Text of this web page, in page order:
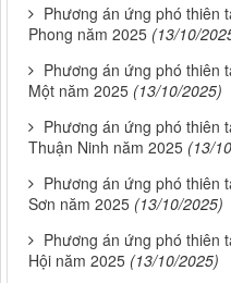
Phương án ứng phó thiên
Phong năm 2025 (13/10/
Phương án ứng phó thiên
Một năm 2025 (13/10/2025)
Phương án ứng phó thiên
Thuận Ninh năm 2025 (13/
Phương án ứng phó thiên
Sơn năm 2025 (13/10/2025)
Phương án ứng phó thiên
Hội năm 2025 (13/10/2025)